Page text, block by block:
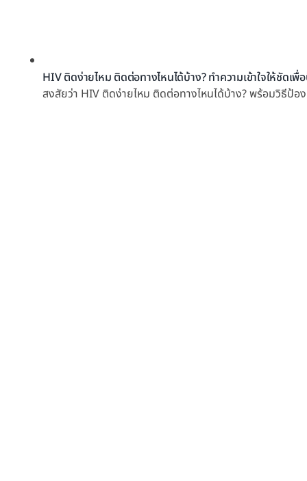
HIV ติดง่ายไหม ติดต่อทางไหนได้บ้าง? ทำความเข้าใจให้ชัดเพื่
สงสัยว่า HIV ติดง่ายไหม ติดต่อทางไหนได้บ้าง? พร้อมวิธีป้